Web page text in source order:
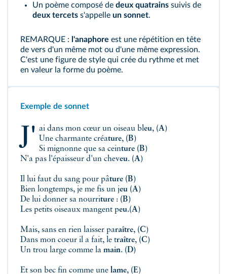
Un poème composé de deux quatrains suivis de
deux tercets s'appelle un sonnet.
REMARQUE : l'anaphore est une répétition en tête
de vers d'un même mot ou d'une même expression.
C'est une figure de style qui crée du rythme et met
en valeur la forme du poème.
Exemple de sonnet
J'ai dans mon cœur un oiseau bleu, (A)
Une charmante créature, (B)
Si mignonne que sa ceinture (B)
N'a pas l'épaisseur d'un cheveu. (A)
Il lui faut du sang pour pâture (B)
Bien longtemps, je me fis un jeu (A)
De lui donner sa nourriture : (B)
Les petits oiseaux mangent peu.(A)
Mais, sans en rien laisser paraître, (C)
Dans mon coeur il a fait, le traître, (C)
Un trou large comme la main. (D)
Et son bec fin comme une lame, (E)